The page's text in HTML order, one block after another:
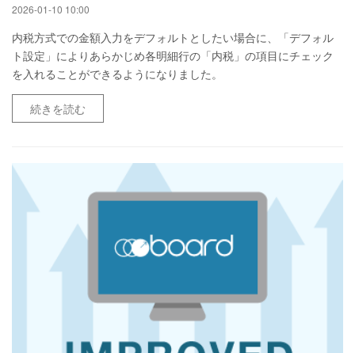
2026-01-10 10:00
内税方式での金額入力をデフォルトとしたい場合に、「デフォル
ト設定」によりあらかじめ各明細行の「内税」の項目にチェック
を入れることができるようになりました。
続きを読む